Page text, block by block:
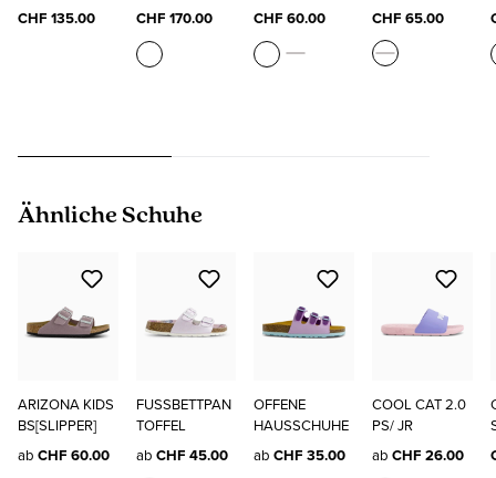
CHF 135.00
CHF 170.00
CHF 60.00
CHF 65.00
Produktgalerie überspringen
Ähnliche Schuhe
ARIZONA KIDS
BS[SLIPPER]
ab CHF 60.00
FUSSBETTPAN
TOFFEL
ab CHF 45.00
OFFENE
HAUSSCHUHE
abCHF 35.00
COOL CAT 2.0
PS/ JR
ab CHF 26.00